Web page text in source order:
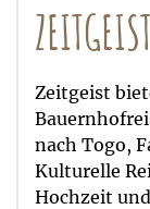
Zeitgeist
nach Togo,
Kulturelle
Hochzeit